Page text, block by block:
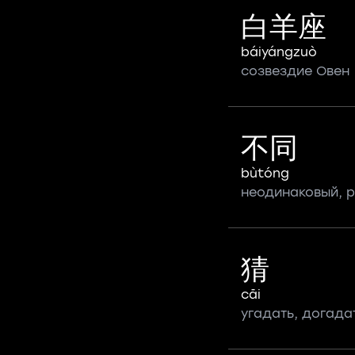
白羊座
báiyángzuò
созвездие Овен
不同
bùtóng
неодинаковый,
猜
cāi
угадать,